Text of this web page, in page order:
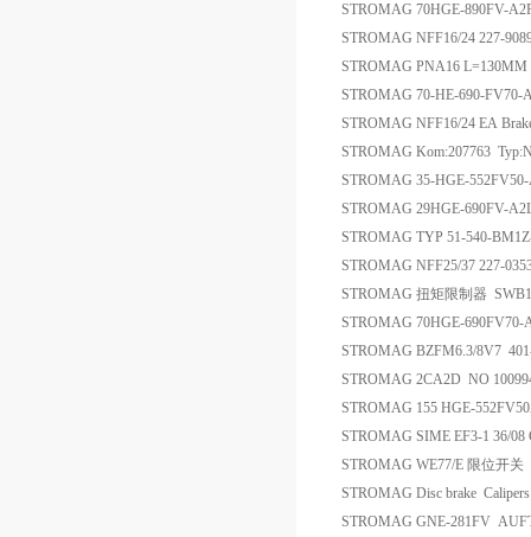
STROMAG 70HGE-890FV-
STROMAG NFF16/24 227-
STROMAG PNA16 L=130MM
STROMAG 70-HE-690-FV70-
STROMAG NFF16/24 EA
STROMAG Kom:207763
STROMAG 35-HGE-
STROMAG 29HGE-690FV-
STROMAG TYP 51-540-
STROMAG NFF25/37 227-
STROMAG 扭矩限制器
STROMAG 70HGE-
STROMAG BZFM6.3/8V7
STROMAG 2CA2D NO
STROMAG 155 HGE-
STROMAG SIME EF3-1 36/08
STROMAG WE77/E 限位开关
STROMAG Disc brake
STROMAG GNE-281FV